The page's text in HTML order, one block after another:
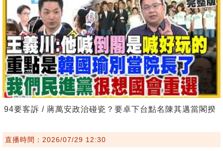
94要客訴 / 蔣萬安政治碰瓷？要卓下台點名陳其邁當閣揆
直播時間：2026/07/29 12:30